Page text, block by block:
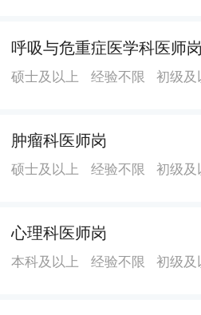
实力较强、在全国有较大影响
元，在职职工723人，医疗卫生
人。医院核编床位500张，机
室、5个科研所（室）、30个临
进步奖三等奖8项、广西医药
1项、广西医药卫生适宜技术推
呼吸与危重症医学科医师岗
硕士及以上 经验不限 初级及
肿瘤科医师岗
硕士及以上 经验不限 初级及
心理科医师岗
本科及以上 经验不限 初级及